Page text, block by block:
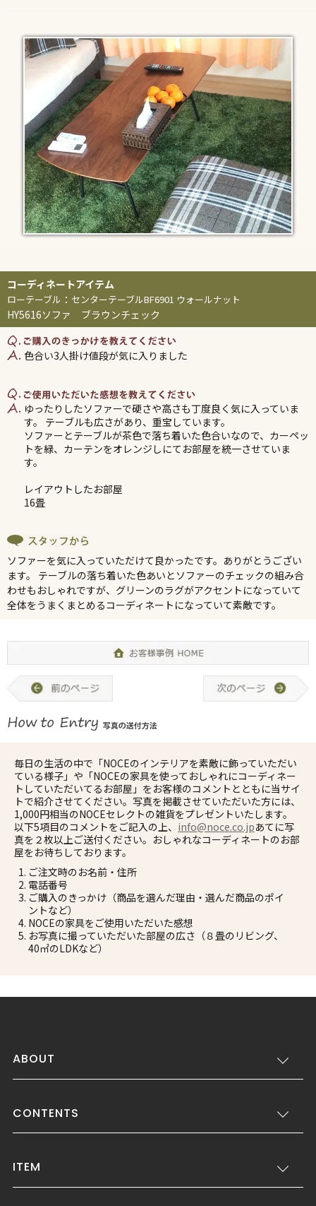
ローテーブル ： センターテーブルBF6901 ウォールナット
HY5616ソファ ブラウンチェック
色合い3人掛け値段が気に入りました
ゆったりしたソファーで硬さや高さも丁度良く気に入っていま
す。 テーブルも広さがあり、重宝しています。
ソファーとテーブルが茶色で落ち着いた色合いなので、カーペッ
トを緑、カーテンをオレンジしにてお部屋を統一させていま
す。
レイアウトしたお部屋
16畳
ソファーを気に入っていただけて良かったです。ありがとうござい
ます。 テーブルの落ち着いた色あいとソファーのチェックの組み合
わせもおしゃれですが、グリーンのラグがアクセントになっていて
全体をうまくまとめるコーディネートになっていて素敵です。
毎日の生活の中で「NOCEのインテリアを素敵に飾っていただい
ている様子」や「NOCEの家具を使っておしゃれにコーディネー
トしていただいてるお部屋」をお客様のコメントとともに当サイ
トで紹介させてください。写真を掲載させていただいた方には、
1,000円相当のNOCEセレクトの雑貨をプレゼントいたします。
以下5項目のコメントをご記入の上、 info@noce.co.jpあてに写
真を２枚以上ご送付ください。おしゃれなコーディネートのお部
屋をお待ちしております。
ご注文時のお名前・住所
電話番号
ご購入のきっかけ（商品を選んだ理由・選んだ商品のポイ
ントなど）
NOCEの家具をご使用いただいた感想
お写真に撮っていただいた部屋の広さ（８畳のリビング、
40㎡のLDKなど）
ABOUT
CONTENTS
ITEM